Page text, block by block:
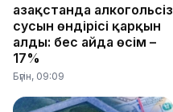
Қазақстанда алкогольсіз
сусын өндірісі қарқын
алды: бес айда өсім –
17%
Бүгін, 09:09